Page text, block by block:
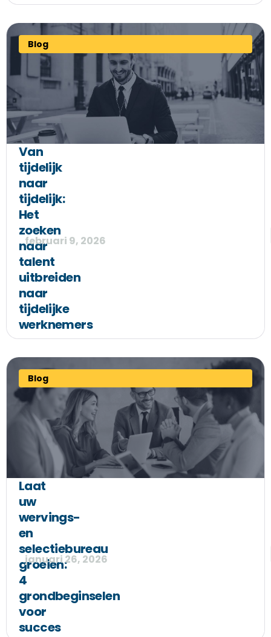
Blog
Van
tijdelijk
naar
tijdelijk:
Het
zoeken
naar
talent
uitbreiden
naar
tijdelijke
werknemers
februari 9, 2026
Blog
Laat
uw
wervings-
en
selectiebureau
groeien:
4
grondbeginselen
voor
succes
januari 26, 2026